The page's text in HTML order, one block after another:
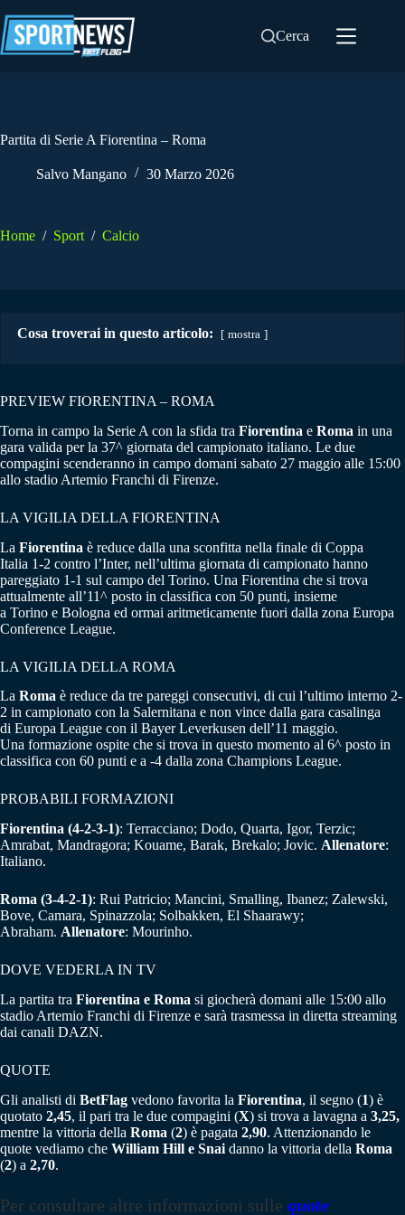
al
contenuto
Cerca
Partita di Serie A Fiorentina – Roma
Salvo Mangano 30 Marzo 2026
Home / Sport / Calcio
Cosa troverai in questo articolo: mostra
PREVIEW FIORENTINA – ROMA
Torna in campo la Serie A con la sfida tra Fiorentina e Roma in una
gara valida per la 37^ giornata del campionato italiano. Le due
compagini scenderanno in campo domani sabato 27 maggio alle 15:00
allo stadio Artemio Franchi di Firenze.
LA VIGILIA DELLA FIORENTINA
La Fiorentina è reduce dalla una sconfitta nella finale di Coppa
Italia 1-2 contro l’Inter, nell’ultima giornata di campionato hanno
pareggiato 1-1 sul campo del Torino. Una Fiorentina che si trova
attualmente all’11^ posto in classifica con 50 punti, insieme
a Torino e Bologna ed ormai aritmeticamente fuori dalla zona Europa
Conference League.
LA VIGILIA DELLA ROMA
La Roma è reduce da tre pareggi consecutivi, di cui l’ultimo interno 2-
2 in campionato con la Salernitana e non vince dalla gara casalinga
di Europa League con il Bayer Leverkusen dell’11 maggio.
Una formazione ospite che si trova in questo momento al 6^ posto in
classifica con 60 punti e a -4 dalla zona Champions League.
PROBABILI FORMAZIONI
Fiorentina (4-2-3-1): Terracciano; Dodo, Quarta, Igor, Terzic;
Amrabat, Mandragora; Kouame, Barak, Brekalo; Jovic. Allenatore:
Italiano.
Roma (3-4-2-1): Rui Patricio; Mancini, Smalling, Ibanez; Zalewski,
Bove, Camara, Spinazzola; Solbakken, El Shaarawy;
Abraham. Allenatore: Mourinho.
DOVE VEDERLA IN TV
La partita tra Fiorentina e Roma si giocherà domani alle 15:00 allo
stadio Artemio Franchi di Firenze e sarà trasmessa in diretta streaming
dai canali DAZN.
QUOTE
Gli analisti di BetFlag vedono favorita la Fiorentina, il segno (1) è
quotato 2,45, il pari tra le due compagini (X) si trova a lavagna a 3,25,
mentre la vittoria della Roma (2) è pagata 2,90. Attenzionando le
quote vediamo che William Hill e Snai danno la vittoria della Roma
(2) a 2,70.
Per consultare altre informazioni sulle quote